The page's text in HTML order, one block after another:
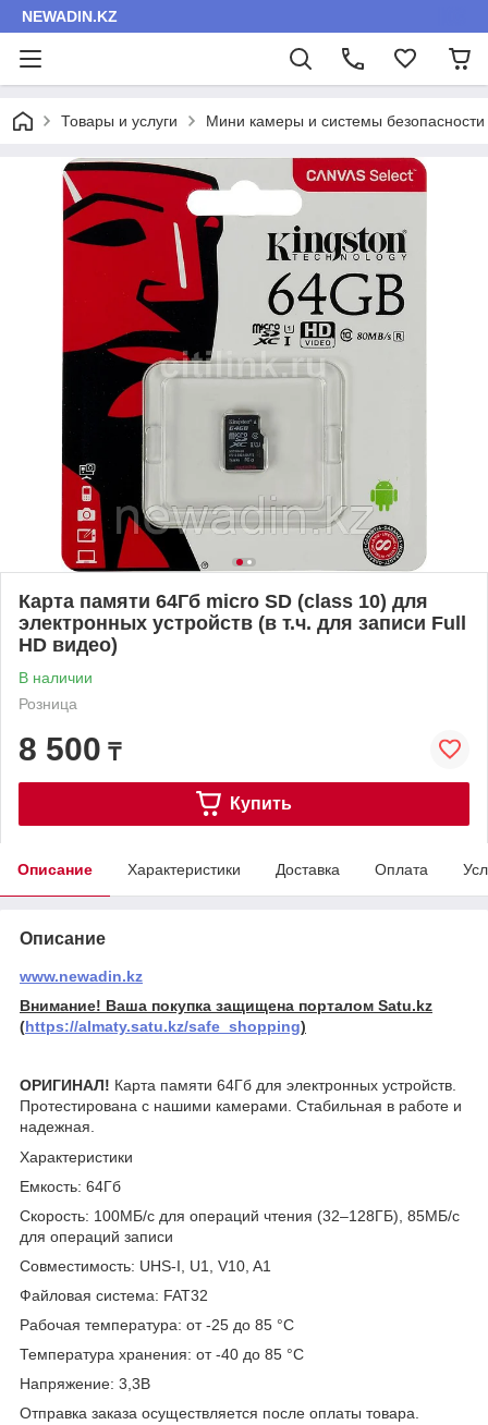
NEWADIN.KZ
Товары и услуги Мини камеры и системы безопасности
Карта памяти 64Гб micro SD (class 10) для
электронных устройств (в т.ч. для записи Full
HD видео)
В наличии
Розница
8 500 ₸
Купить
Описание Характеристики Доставка Оплата
Описание
www.newadin.kz
Внимание! Ваша покупка защищена порталом Satu.kz
(https://almaty.satu.kz/safe_shopping)
ОРИГИНАЛ! Карта памяти 64Гб для электронных устройств.
Протестирована с нашими камерами. Стабильная в работе и
надежная.
Характеристики
Емкость: 64Гб
Скорость: 100МБ/с для операций чтения (32–128ГБ), 85МБ/с
для операций записи
Совместимость: UHS-I, U1, V10, A1
Файловая система: FAT32
Рабочая температура: от -25 до 85 °C
Температура хранения: от -40 до 85 °C
Напряжение: 3,3В
Отправка заказа осуществляется после оплаты товара.